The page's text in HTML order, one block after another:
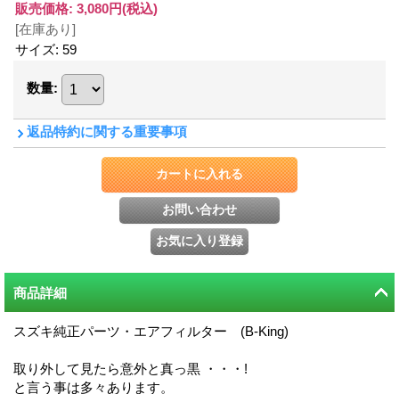
販売価格: 3,080円(税込)
[在庫あり]
サイズ: 59
数量:
返品特約に関する重要事項
商品詳細
スズキ純正パーツ・エアフィルター (B-King)
取り外して見たら意外と真っ黒 ・・・!
と言う事は多々あります。